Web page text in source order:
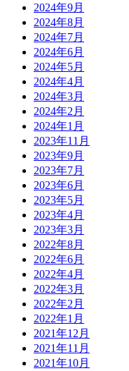
2024年9月
2024年8月
2024年7月
2024年6月
2024年5月
2024年4月
2024年3月
2024年2月
2024年1月
2023年11月
2023年9月
2023年7月
2023年6月
2023年5月
2023年4月
2023年3月
2022年8月
2022年6月
2022年4月
2022年3月
2022年2月
2022年1月
2021年12月
2021年11月
2021年10月